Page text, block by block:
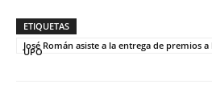
ETIQUETAS
José Román asiste a la entrega de premios
UPO